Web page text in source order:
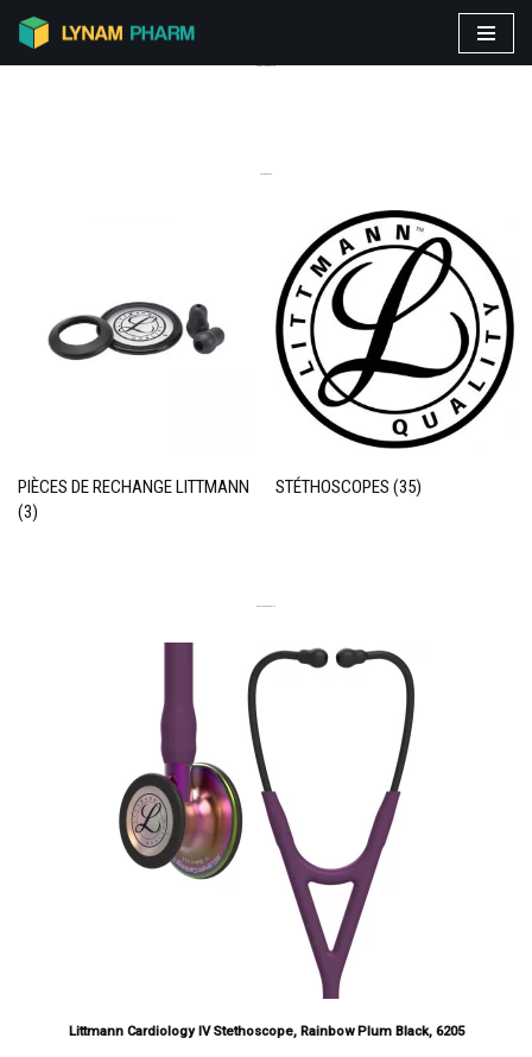
Aller
PIÈCES DE RECHANGE LITTMANN
(3)
STÉTHOSCOPES(35)
Littmann Cardiology IV Stethoscope, Rainbow Plum Black, 6205